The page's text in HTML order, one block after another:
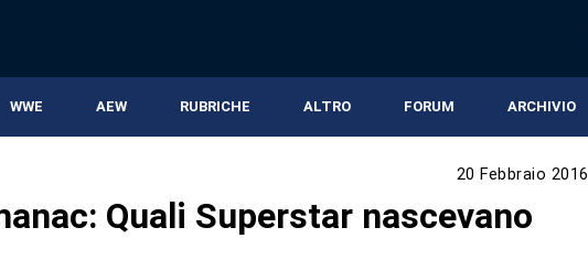
WWE AEW RUBRICHE ALTRO FORUM ARCHIVIO
20 Febbraio 2016
Quali Superstar nascevano